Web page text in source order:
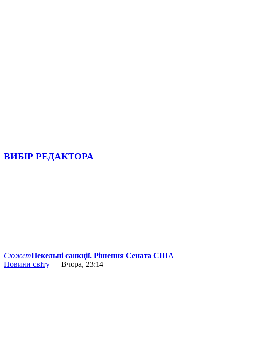
ВИБІР РЕДАКТОРА
СюжетПекельні санкції. Рішення Сената США
Новини світу — Вчора, 23:14